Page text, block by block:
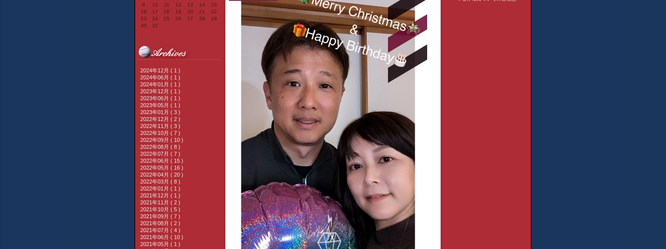
9
10 11 12 13 14
15
16
17 18 19 20 21
22
23
24 25 26 27 28
29
30
31
2024年12月 ( 1 )
2024年06月 ( 1 )
2024年01月 ( 1 )
2023年12月 ( 1 )
2023年06月 ( 1 )
2023年05月 ( 1 )
2023年01月 ( 3 )
2022年12月 ( 2 )
2022年11月 ( 3 )
2022年10月 ( 7 )
2022年09月 ( 10 )
2022年08月 ( 8 )
2022年07月 ( 7 )
2022年06月 ( 15 )
2022年05月 ( 16 )
2022年04月 ( 20 )
2022年03月 ( 8 )
2022年01月 ( 1 )
2021年12月 ( 1 )
2021年11月 ( 2 )
2021年10月 ( 5 )
2021年09月 ( 7 )
2021年08月 ( 2 )
2021年07月 ( 4 )
2021年06月 ( 10 )
2021年05月 ( 1 )